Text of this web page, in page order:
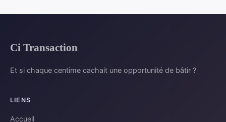
Ci Transaction
Et si chaque centime cachait une opportunité de bâtir ?
LIENS
Accueil